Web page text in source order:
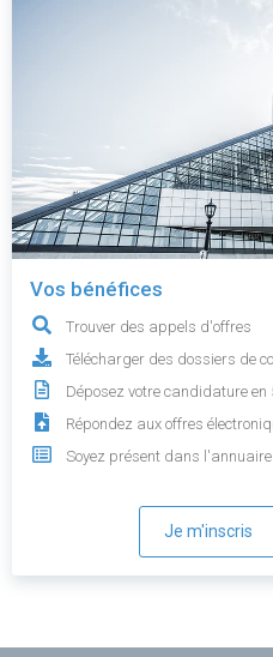
Vos bénéfices
Trouver des appels d'offres
Télécharger des dossiers de
Déposez votre candidature en
Répondez aux offres
Soyez présent dans l'annuaire
Je m'inscris